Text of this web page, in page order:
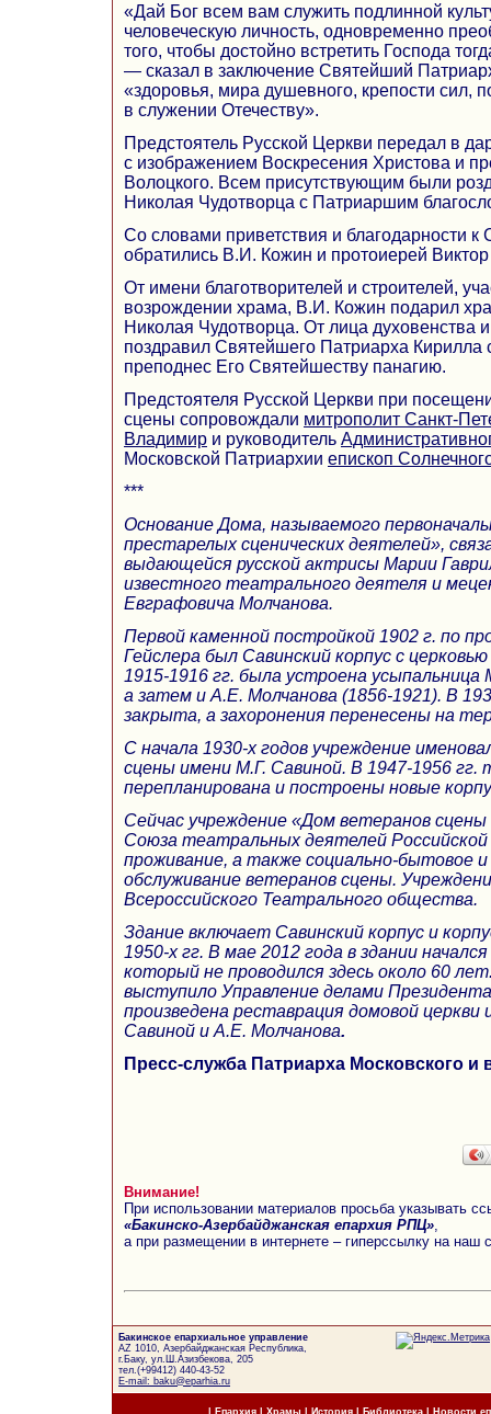
«Дай Бог всем вам служить подлинной
человеческую личность, одновременно
того, чтобы достойно встретить Господа
— сказал в заключение Святейший
«здоровья, мира душевного, крепости сил,
в служении Отечеству».
Предстоятель Русской Церкви передал в
с изображением Воскресения Христова и
Волоцкого. Всем присутствующим были
Николая Чудотворца с Патриаршим
Со словами приветствия и благодарности
обратились В.И. Кожин и протоиерей
От имени благотворителей и строителей,
возрождении храма, В.И. Кожин подарил
Николая Чудотворца. От лица духовенства
поздравил Святейшего Патриарха Кирилла
преподнес Его Святейшеству панагию.
Предстоятеля Русской Церкви при
сцены сопровождали митрополит Санкт-
Владимир и руководитель
Московской Патриархии епископ
***
Основание Дома, называемого
престарелых сценических деятелей»,
выдающейся русской актрисы Марии
известного театрального деятеля и
Евграфовича Молчанова.
Первой каменной постройкой 1902 г. по
Гейслера был Савинский корпус с
1915-1916 гг. была устроена усыпальница
а затем и А.Е. Молчанова (1856-1921). В
закрыта, а захоронения перенесены на
С начала 1930-х годов учреждение
сцены имени М.Г. Савиной. В 1947-1956
перепланирована и построены новые
Сейчас учреждение «Дом ветеранов
Союза театральных деятелей
проживание, а также социально-бытовое и
обслуживание ветеранов сцены.
Всероссийского Театрального общества.
Здание включает Савинский корпус и
1950-х гг. В мае 2012 года в здании
который не проводился здесь около 60
выступило Управление делами
произведена реставрация домовой церкви
Савиной и А.Е. Молчанова.
Пресс-служба Патриарха Московского и
Внимание!
При использовании материалов просьба указывать
«Бакинско-Азербайджанская епархия РПЦ»
а при размещении в интернете – гиперссылку на наш
Бакинское епархиальное управление
AZ 1010, Азербайджанская Республика,
г.Баку, ул.Ш.Азизбекова, 205
тел.(+99412) 440-43-52
E-mail: baku@eparhia.ru
Епархия| Храмы История| Библиотека Новости